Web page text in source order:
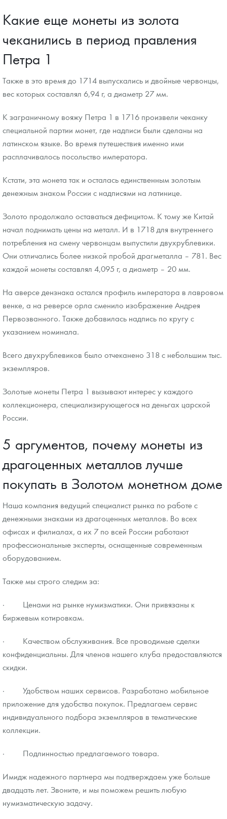
Какие еще монеты из золота
чеканились в период правления
Петра 1
Также в это время до 1714 выпускались и двойные червонцы,
вес которых составлял 6,94 г, а диаметр 27 мм.
К заграничному вояжу Петра 1 в 1716 произвели чеканку
специальной партии монет, где надписи были сделаны на
латинском языке. Во время путешествия именно ими
расплачивалось посольство императора.
Кстати, эта монета так и осталась единственным золотым
денежным знаком России с надписями на латинице.
Золото продолжало оставаться дефицитом. К тому же Китай
начал поднимать цены на металл. И в 1718 для внутреннего
потребления на смену червонцам выпустили двухрублевики.
Они отличались более низкой пробой драгметалла – 781. Вес
каждой монеты составлял 4,095 г, а диаметр – 20 мм.
На аверсе дензнака остался профиль императора в лавровом
венке, а на реверсе орла сменило изображение Андрея
Первозванного. Также добавилась надпись по кругу с
указанием номинала.
Всего двухрублевиков было отчеканено 318 с небольшим тыс.
экземпляров.
Золотые монеты Петра 1 вызывают интерес у каждого
коллекционера, специализирующегося на деньгах царской
России.
5 аргументов, почему монеты из
драгоценных металлов лучше
покупать в Золотом монетном доме
Наша компания ведущий специалист рынка по работе с
денежными знаками из драгоценных металлов. Во всех
офисах и филиалах, а их 7 по всей России работают
профессиональные эксперты, оснащенные современным
оборудованием.
Также мы строго следим за:
· Ценами на рынке нумизматики. Они привязаны к
биржевым котировкам.
· Качеством обслуживания. Все проводимые сделки
конфиденциальны. Для членов нашего клуба предоставляются
скидки.
· Удобством наших сервисов. Разработано мобильное
приложение для удобства покупок. Предлагаем сервис
индивидуального подбора экземпляров в тематические
коллекции.
· Подлинностью предлагаемого товара.
Имидж надежного партнера мы подтверждаем уже больше
двадцать лет. Звоните, и мы поможем решить любую
нумизматическую задачу.